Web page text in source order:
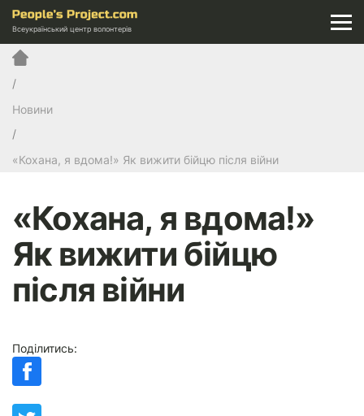
Всеукраїнський центр волонтерів
Новини
«Кохана, я вдома!» Як вижити бійцю після війни
«Кохана, я вдома!»
Як вижити бійцю
після війни
Поділитись: